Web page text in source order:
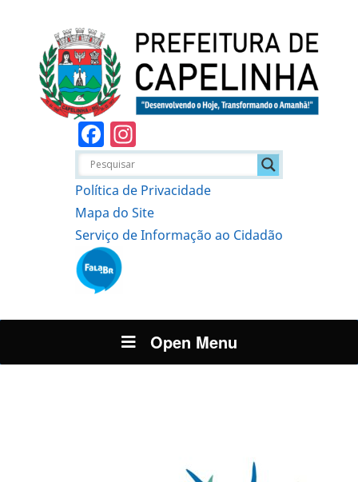
Facebook
Política de Privacidade
Mapa do Site
Serviço de Informação ao Cidadão
Open Menu